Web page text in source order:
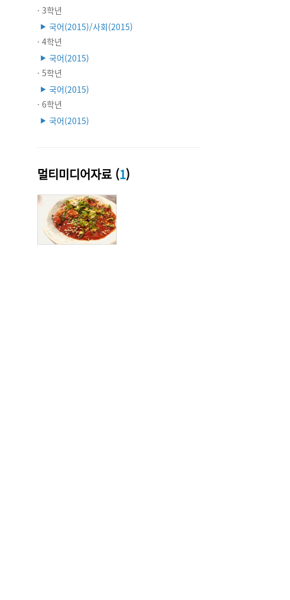
· 3학년
▶ 국어(2015)/사회(2015)
· 4학년
▶ 국어(2015)
· 5학년
▶ 국어(2015)
· 6학년
▶ 국어(2015)
멀티미디어자료 (1)